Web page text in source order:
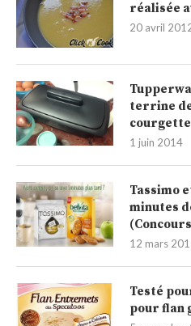
réalisée
20 avril
terrine
1 juin 2014
Tassimo
minutes
12 mars
Testé
pour flan